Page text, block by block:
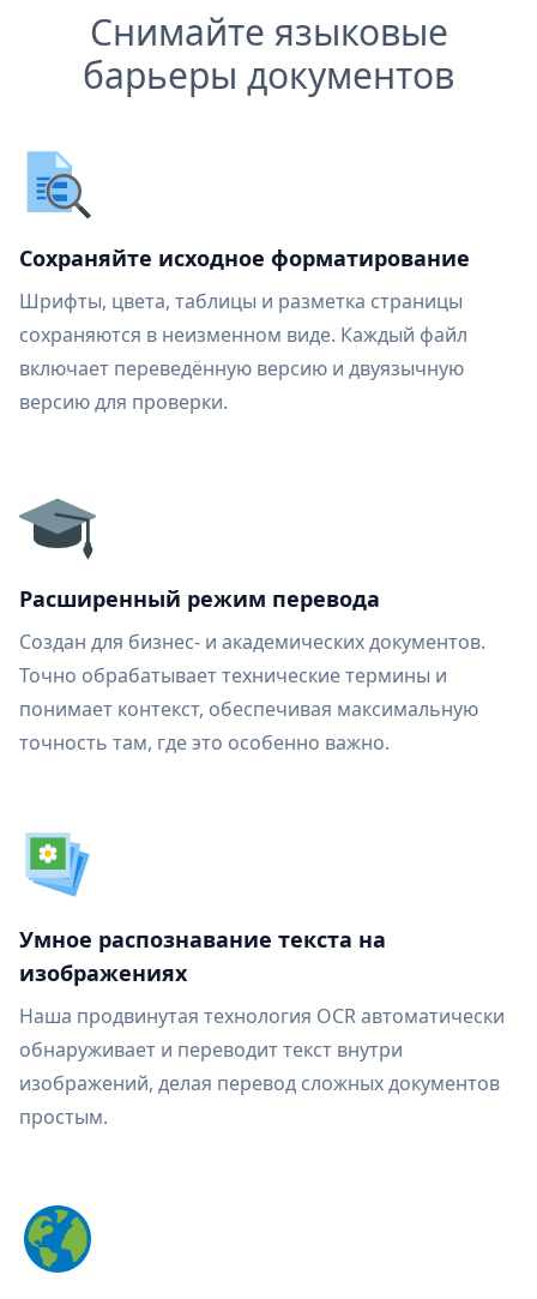
Снимайте языковые
барьеры документов
Сохраняйте исходное форматирование
Шрифты, цвета, таблицы и разметка страницы
сохраняются в неизменном виде. Каждый файл
включает переведённую версию и двуязычную
версию для проверки.
Расширенный режим перевода
Создан для бизнес- и академических документов.
Точно обрабатывает технические термины и
понимает контекст, обеспечивая максимальную
точность там, где это особенно важно.
Умное распознавание текста на
изображениях
Наша продвинутая технология OCR автоматически
обнаруживает и переводит текст внутри
изображений, делая перевод сложных документов
простым.